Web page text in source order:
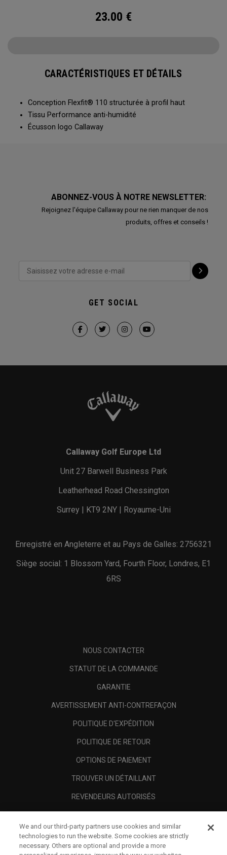
23.00 €
CARACTÉRISTIQUES ET DÉTAILS
Conception Flexfit® 110 structurée à profil haut
Tissu Performance anti-humidité
Écusson logo Callaway
ABONNEZ-VOUS À NOTRE NEWSLETTER:
Rejoignez l'équipe Callaway pour ne rien manquer de nos
produits, offres et conseils !
GET SOCIAL
Callaway Golf Europe Ltd
Unit 27 Barwell Business Park
Leatherhead Road Chessington
Surrey | KT9 2NY | Royaume-Uni
Enregistré en Angleterre et au Pays de Galles: 2756321
Siège social: 1 Blossom Yard, Fourth Floor, Londres, E1
6RS
NOUS CONTACTER
STATUT DE LA COMMANDE
GARANTIE
AVERTISSEMENT ANTI-CONTREFAÇON
POLITIQUE D'EXPÉDITION
POLITIQUE DE RETOUR
OPTIONS DE PAIEMENT
TROUVER UN DÉTAILLANT
REVENDEURS AUTORISÉS
A PROPOS
MENTIONS LÉGALES
We and our third-party partners use cookies and similar
technologies to run the website. Some cookies are strictly
necessary. Others are optional and provide a more